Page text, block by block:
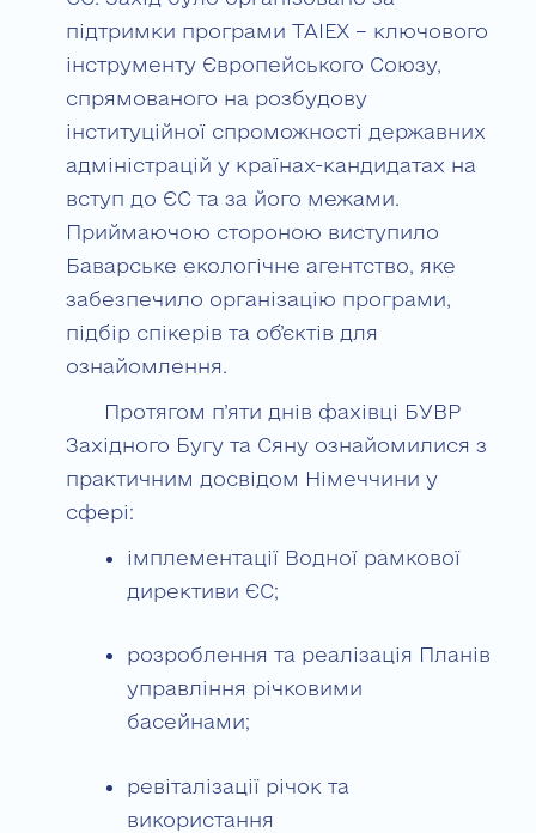
підтримки програми TAIEX – ключового
інструменту Європейського Союзу,
спрямованого на розбудову
інституційної спроможності державних
адміністрацій у країнах-кандидатах на
вступ до ЄС та за його межами.
Приймаючою стороною виступило
Баварське екологічне агентство, яке
забезпечило організацію програми,
підбір спікерів та об’єктів для
ознайомлення.
Протягом п’яти днів фахівці БУВР
Західного Бугу та Сяну ознайомилися з
практичним досвідом Німеччини у
сфері:
імплементації Водної рамкової
директиви ЄС;
розроблення та реалізація Планів
управління річковими
басейнами;
ревіталізації річок та
використання